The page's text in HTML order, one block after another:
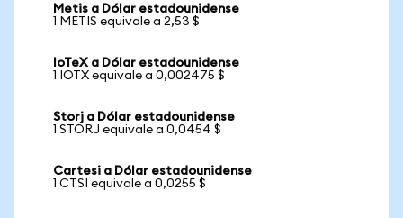
Metis a Dólar estadounidense
1 METIS equivale a 2,53 $
IoTeX a Dólar estadounidense
1 IOTX equivale a 0,002475 $
Storj a Dólar estadounidense
1 STORJ equivale a 0,0454 $
Cartesi a Dólar estadounidense
1 CTSI equivale a 0,0255 $